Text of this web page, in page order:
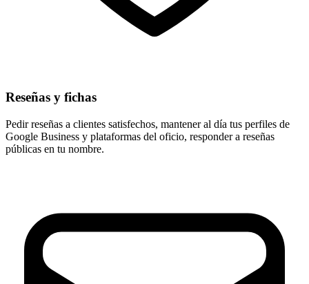
Reseñas y fichas
Pedir reseñas a clientes satisfechos, mantener al día tus perfiles de
Google Business y plataformas del oficio, responder a reseñas
públicas en tu nombre.